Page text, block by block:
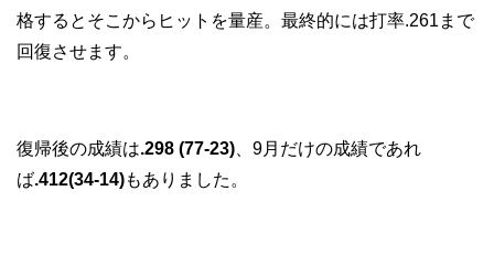
格するとそこからヒットを量産。最終的には打率.261まで
回復させます。
復帰後の成績は.298 (77-23) 、9月だけの成績であれ
ば.412(34-14)もありました。